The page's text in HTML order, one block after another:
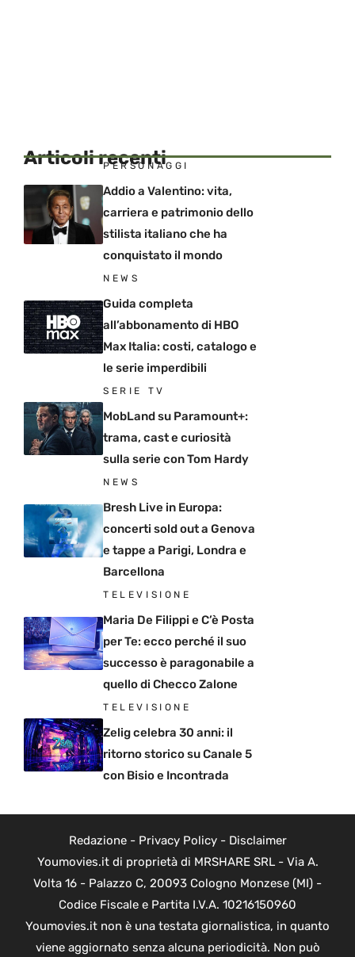
Articoli recenti
PERSONAGGI
Addio a Valentino: vita,
carriera e patrimonio dello
stilista italiano che ha
conquistato il mondo
NEWS
Guida completa
all’abbonamento di HBO
Max Italia: costi, catalogo e
le serie imperdibili
SERIE TV
MobLand su Paramount+:
trama, cast e curiosità
sulla serie con Tom Hardy
NEWS
Bresh Live in Europa:
concerti sold out a Genova
e tappe a Parigi, Londra e
Barcellona
TELEVISIONE
Maria De Filippi e C’è Posta
per Te: ecco perché il suo
successo è paragonabile a
quello di Checco Zalone
TELEVISIONE
Zelig celebra 30 anni: il
ritorno storico su Canale 5
con Bisio e Incontrada
Redazione- Privacy Policy- Disclaimer
Youmovies.it di proprietà di MRSHARE SRL - Via A.
Volta 16 - Palazzo C, 20093 Cologno Monzese (MI) -
Codice Fiscale e Partita I.V.A. 10216150960
Youmovies.it non è una testata giornalistica, in quanto
viene aggiornato senza alcuna periodicità. Non può